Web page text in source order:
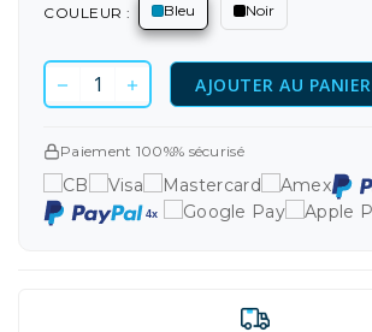
COULEUR : Bleu Noir
AJOUTER AU PANIER
Paiement 100%% sécurisé